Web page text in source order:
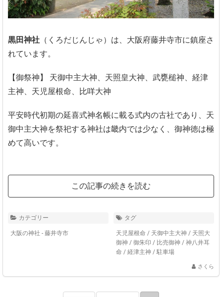
黒田神社 （くろだじんじゃ）は、大阪府藤井寺市に鎮座さ
れています。
【御祭神】
天御中主大神、天照皇大神、武甕槌神、経津
主神、天児屋根命、比咩大神
平安時代初期の延喜式神名帳に載る式内の古社であり、天
御中主大神を祭祀する神社は畿内では少なく、御神徳は極
めて高いです。
この記事の続きを読む
カテゴリー
大阪の神社 - 藤井寺市
タグ
天児屋根命 / 天御中主大神 / 天照大
御神 / 御朱印 / 比売御神 / 神八井耳
命 / 経津主神 / 駐車場
さくら